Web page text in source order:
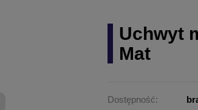
Uchwyt
Mat
Dostępność: